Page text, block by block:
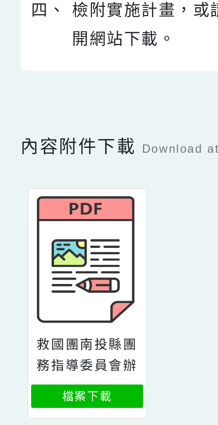
四、
檢附實施計畫，或
開網站下載。
內容附件下載 Download
救國團南投縣團
務指導委員會辦
理112年教育人
員暑期教師研習
檔案下載